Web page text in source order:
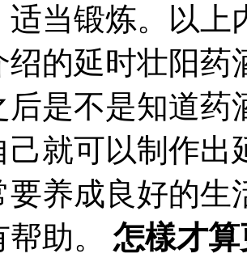
适当锻炼。以上
绍的延时壮阳
后是不是知道药
己就可以制作出
要养成良好的
助。 怎樣才